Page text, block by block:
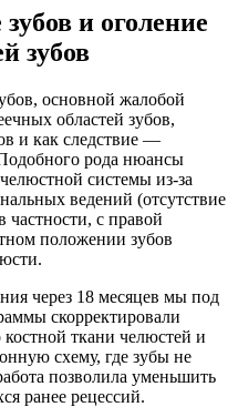
и оголение
зубов
основной жалобой
областей зубов,
и как следствие —
рода нюансы
системы из-за
ведений (отсутствие
с правой
положении зубов
через 18 месяцев мы под
скорректировали
ткани челюстей и
схему, где зубы не
позволила уменьшить
ранее рецессий.